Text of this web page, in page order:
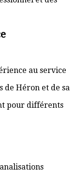
au service
de Héron et de sa
pour différents